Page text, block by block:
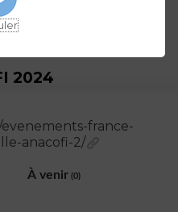
2024
evenements-france-
anacofi-2/
À venir (0)